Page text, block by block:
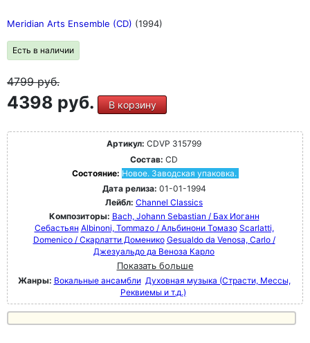
Meridian Arts Ensemble (CD) (1994)
Есть в наличии
4799руб.
4398 руб. В корзину
Артикул: CDVP 315799
Состав: CD
Состояние: Новое. Заводская упаковка.
Дата релиза: 01-01-1994
Лейбл: Channel Classics
Композиторы: Bach, Johann Sebastian / Бах Иоганн
Себастьян Albinoni, Tommazo / Альбинони Томазо Scarlatti,
Domenico / Скарлатти Доменико Gesualdo da Venosa, Carlo /
Джезуальдо да Веноза Карло
Показать больше
Жанры: Вокальные ансамбли Духовная музыка (Страсти, Мессы,
Реквиемы и т.д.)